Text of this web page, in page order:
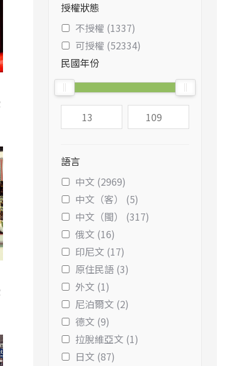
授權狀態
不授權 (1337)
可授權 (52334)
民國年份
語言
中文 (2969)
中文（客） (5)
中文（閩） (317)
俄文 (16)
印尼文 (17)
原住民語 (3)
外文 (1)
尼泊爾文 (2)
德文 (9)
拉脫維亞文 (1)
日文 (87)